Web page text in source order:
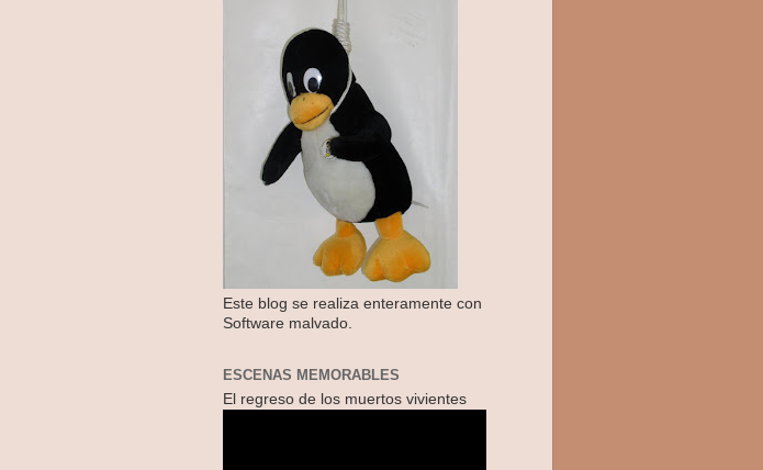
Este blog se realiza enteramente con
Software malvado.
ESCENAS MEMORABLES
El regreso de los muertos vivientes